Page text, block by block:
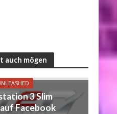
auch mögen
3 Slim
Facebook